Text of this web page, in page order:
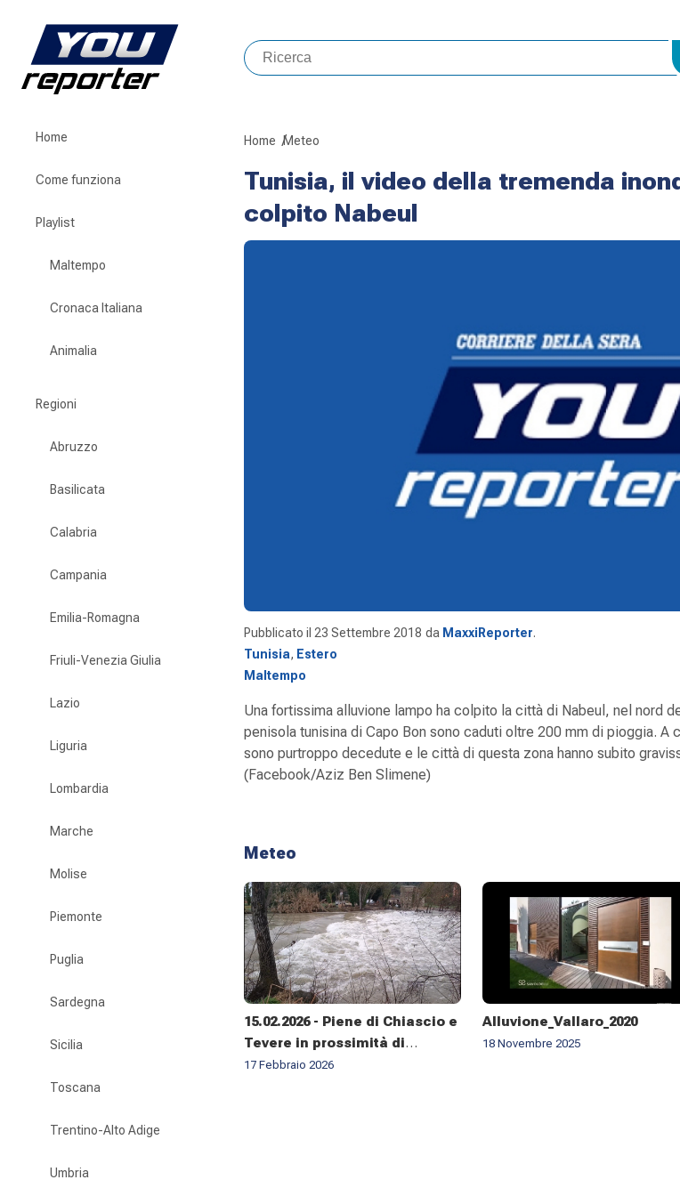
Home
Come funziona
Playlist
Maltempo
Cronaca Italiana
Animalia
Regioni
Abruzzo
Basilicata
Calabria
Campania
Emilia-Romagna
Friuli-Venezia Giulia
Lazio
Liguria
Lombardia
Marche
Molise
Piemonte
Puglia
Sardegna
Sicilia
Toscana
Trentino-Alto Adige
Umbria
Home Meteo
Tunisia, il video della tremenda
colpito Nabeul
Pubblicato il 23 Settembre 2018 da MaxxiReporter.
Tunisia, Estero
Maltempo
Una fortissima alluvione lampo ha colpito la città di Nabeul, nel nord
penisola tunisina di Capo Bon sono caduti oltre 200 mm di pioggia. A
sono purtroppo decedute e le città di questa zona hanno subito
(Facebook/Aziz Ben Slimene)
Meteo
15.02.2026 - Piene di Chiascio e
Tevere in prossimità di
Pontenuovo di Torgiano
17 Febbraio 2026
Alluvione_Vallaro_2020
18 Novembre 2025